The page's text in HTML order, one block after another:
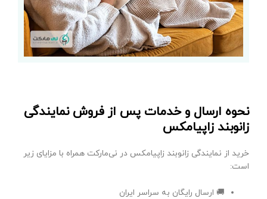
نحوه ارسال و خدمات پس از فروش نمایندگی
زانوبند زاپیامکس
خرید از نمایندگی زانوبند زاپیامکس در نی‌مارکت همراه با مزایای زیر
است:
🚚 ارسال رایگان به سراسر ایران